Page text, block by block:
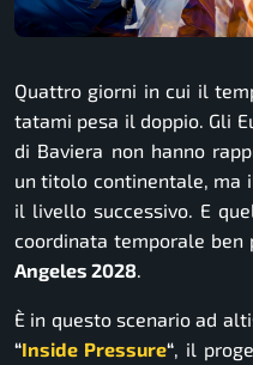
Quattro giorni in cui il
tatami pesa il doppio. Gli
di Baviera non hanno
un titolo continentale, ma
il livello successivo. E
coordinata temporale ben
Angeles 2028
È in questo scenario ad
“Inside Pressure“, il